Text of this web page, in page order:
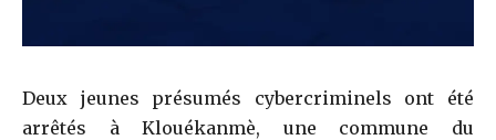
Deux jeunes présumés cybercriminels ont été
arrêtés à Klouékanmè, une commune du